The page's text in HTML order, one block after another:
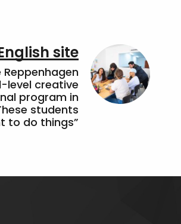
site
level creative
program in
students
to do things”